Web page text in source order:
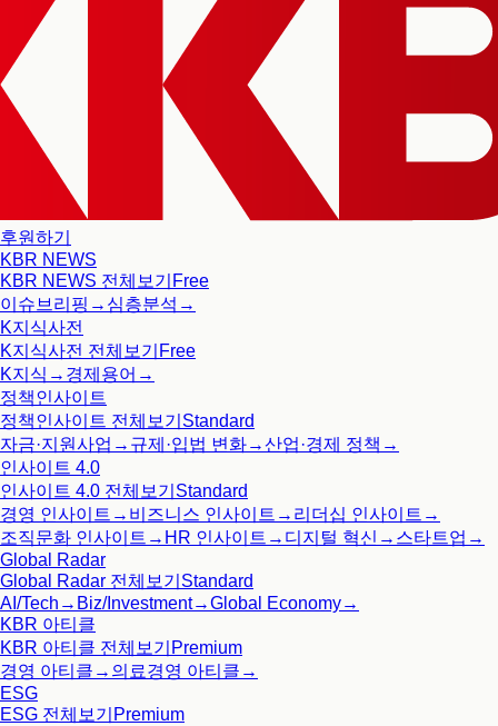
후원하기
KBR NEWS
KBR NEWS 전체보기 Free
이슈브리핑 → 심층분석 →
K지식사전
K지식사전 전체보기 Free
K지식 → 경제용어 →
정책인사이트
정책인사이트 전체보기 Standard
자금·지원사업 → 규제·입법 변화→산업·경제 정책 →
인사이트 4.0
인사이트 4.0 전체보기 Standard
경영 인사이트 → 비즈니스 인사이트 → 리더십 인사이트 →
조직문화 인사이트 → HR 인사이트 → 디지털 혁신 → 스타트업 →
Global Radar
Global Radar 전체보기 Standard
AI/Tech → Biz/Investment→Global Economy→
KBR 아티클
KBR 아티클 전체보기 Premium
경영 아티클 → 의료경영 아티클 →
ESG
ESG 전체보기 Premium